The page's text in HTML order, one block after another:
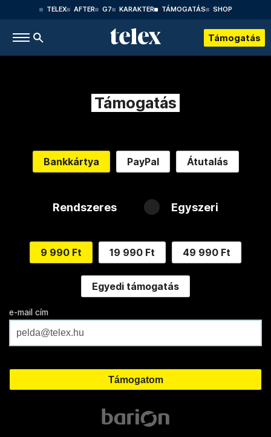
TELEX AFTER G7 KARAKTER TÁMOGATÁS SHOP
Támogatás
Támogatás
Bankkártya PayPal Átutalás
Rendszeres Egyszeri
9 990 Ft 19 990 Ft 49 990 Ft
Egyedi támogatás
e-mail cím